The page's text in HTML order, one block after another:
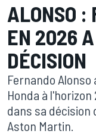
ALONSO :
EN 2026
DÉCISION
Fernando Alonso
Honda à
dans sa décision
Aston Martin.